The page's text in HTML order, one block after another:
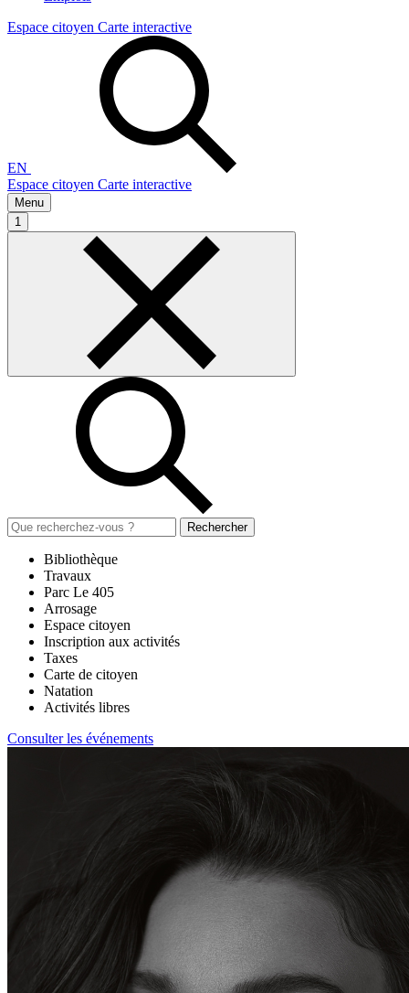
Espace citoyen Carte interactive
EN
Espace citoyen Carte interactive
Menu
1
Rechercher
Bibliothèque
Travaux
Parc Le 405
Arrosage
Espace citoyen
Inscription aux activités
Taxes
Carte de citoyen
Natation
Activités libres
Consulter les événements